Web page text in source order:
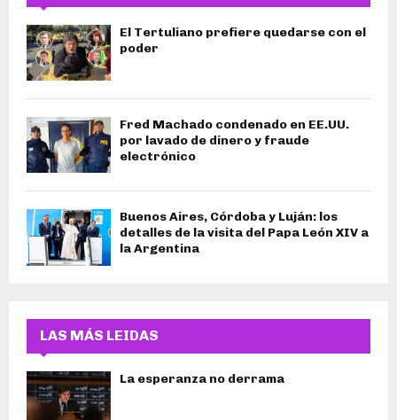
El Tertuliano prefiere quedarse con el
poder
Fred Machado condenado en EE.UU.
por lavado de dinero y fraude
electrónico
Buenos Aires, Córdoba y Luján: los
detalles de la visita del Papa León XIV a
la Argentina
LAS MÁS LEIDAS
La esperanza no derrama